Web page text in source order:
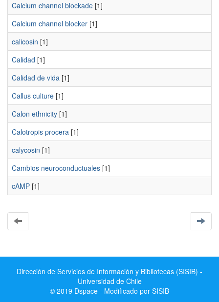
Calcium channel blockade [1]
Calcium channel blocker [1]
calicosin [1]
Calidad [1]
Calidad de vida [1]
Callus culture [1]
Calon ethnicity [1]
Calotropis procera [1]
calycosin [1]
Cambios neuroconductuales [1]
cAMP [1]
Dirección de Servicios de Información y Bibliotecas (SISIB) -
Universidad de Chile
© 2019 Dspace - Modificado por SISIB